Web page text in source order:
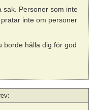
sak. Personer som inte
inte om personer
borde hålla dig för god